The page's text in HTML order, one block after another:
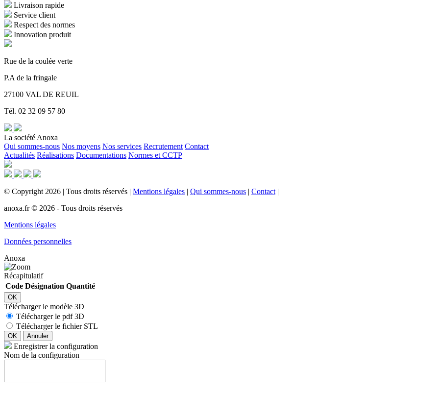
Livraison rapide
Service client
Respect des normes
Innovation produit
Rue de la coulée verte
P.A de la fringale
27100 VAL DE REUIL
Tél. 02 32 09 57 80
La société Anoxa
Qui sommes-nous Nos moyens Nos services Recrutement Contact
Actualités Réalisations Documentations Normes et CCTP
© Copyright 2026 | Tous droits réservés | Mentions légales | Qui sommes-nous | Contact |
anoxa.fr © 2026 - Tous droits réservés
Mentions légales
Données personnelles
Anoxa
Récapitulatif
Code Désignation Quantité
OK
Télécharger le modèle 3D
Télécharger le pdf 3D
Télécharger le fichier STL
OK Annuler
Enregistrer la configuration
Nom de la configuration